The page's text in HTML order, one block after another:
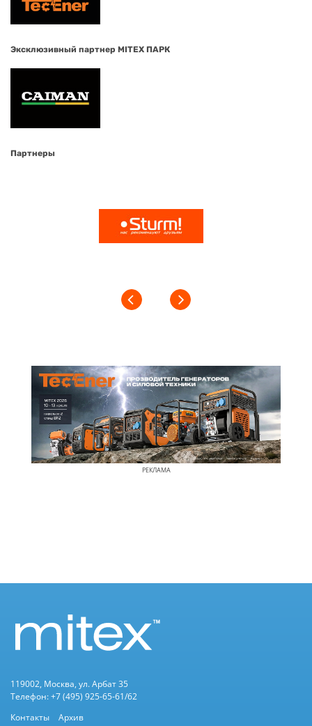
Эксклюзивный партнер MITEX ПАРК
Партнеры
РЕКЛАМА
119002, Москва, ул. Арбат 35
Телефон: +7 (495) 925-65-61/62
Контакты
Архив